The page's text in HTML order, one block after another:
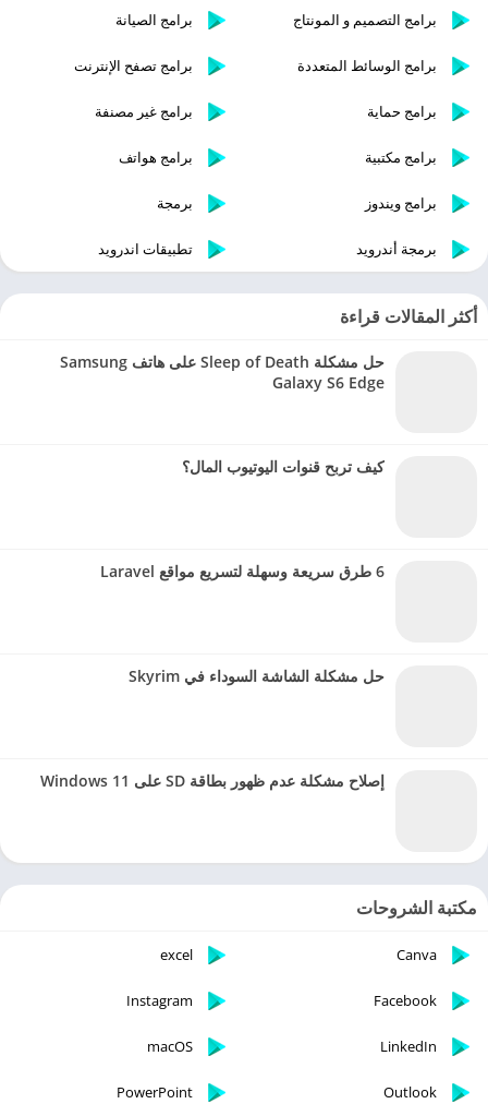
برامج التصميم و المونتاج برامج الصيانة
برامج الوسائط المتعددة برامج تصفح الإنترنت
برامج حماية برامج غير مصنفة
برامج مكتبية برامج هواتف
برامج ويندوز برمجة
برمجة أندرويد تطبيقات اندرويد
أكثر المقالات قراءة
حل مشكلة Sleep of Death على هاتف Samsung
Galaxy S6 Edge
كيف تربح قنوات اليوتيوب المال؟
6 طرق سريعة وسهلة لتسريع مواقع Laravel
حل مشكلة الشاشة السوداء في Skyrim
إصلاح مشكلة عدم ظهور بطاقة SD على Windows 11
مكتبة الشروحات
Canva
excel
Facebook
Instagram
LinkedIn
macOS
Outlook
PowerPoint